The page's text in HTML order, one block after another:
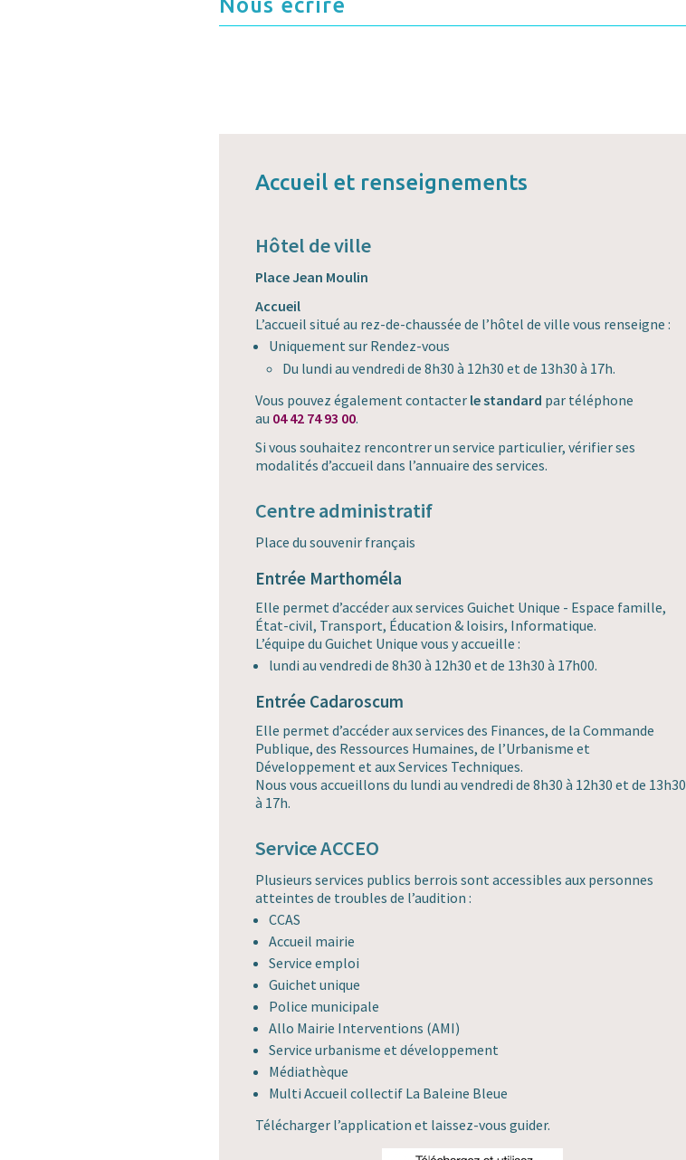
Nous écrire
Accueil et renseignements
Hôtel de ville
Place Jean Moulin
Accueil
L’accueil situé au rez-de-chaussée de l’hôtel de ville vous renseigne :
Uniquement sur Rendez-vous
Du lundi au vendredi de 8h30 à 12h30 et de 13h30 à 17h.
Vous pouvez également contacter le standard par téléphone
au 04 42 74 93 00.
Si vous souhaitez rencontrer un service particulier, vérifier ses
modalités d’accueil dans l’annuaire des services.
Centre administratif
Place du souvenir français
Entrée Marthoméla
Elle permet d’accéder aux services Guichet Unique - Espace famille,
État-civil, Transport, Éducation & loisirs, Informatique.
L’équipe du Guichet Unique vous y accueille :
lundi au vendredi de 8h30 à 12h30 et de 13h30 à 17h00.
Entrée Cadaroscum
Elle permet d’accéder aux services des Finances, de la Commande
Publique, des Ressources Humaines, de l’Urbanisme et
Développement et aux Services Techniques.
Nous vous accueillons du lundi au vendredi de 8h30 à 12h30 et de 13h30
à 17h.
Service ACCEO
Plusieurs services publics berrois sont accessibles aux personnes
atteintes de troubles de l’audition :
CCAS
Accueil mairie
Service emploi
Guichet unique
Police municipale
Allo Mairie Interventions (AMI)
Service urbanisme et développement
Médiathèque
Multi Accueil collectif La Baleine Bleue
Télécharger l’application et laissez-vous guider.